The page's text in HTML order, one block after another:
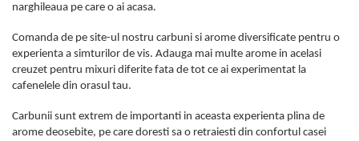
narghileaua pe care o ai acasa.
Comanda de pe site-ul nostru carbuni si arome diversificate pentru o
experienta a simturilor de vis. Adauga mai multe arome in acelasi
creuzet pentru mixuri diferite fata de tot ce ai experimentat la
cafenelele din orasul tau.
Carbunii sunt extrem de importanti in aceasta experienta plina de
arome deosebite, pe care doresti sa o retraiesti din confortul casei